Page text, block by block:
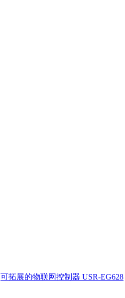
可拓展的物联网控制器 USR-EG628